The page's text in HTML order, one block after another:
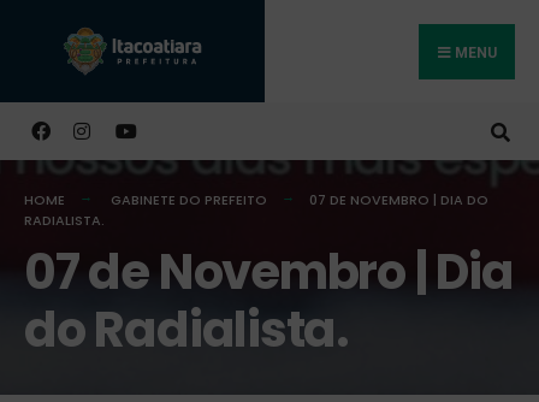
MENU
HOME GABINETE DO PREFEITO
07 DE NOVEMBRO | DIA DO
RADIALISTA.
07 de Novembro | Dia
do Radialista.
Buscar